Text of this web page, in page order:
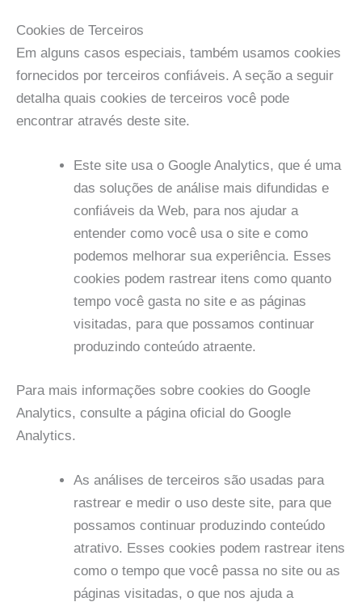
Cookies de Terceiros
Em alguns casos especiais, também usamos cookies
fornecidos por terceiros confiáveis. A seção a seguir
detalha quais cookies de terceiros você pode
encontrar através deste site.
Este site usa o Google Analytics, que é uma
das soluções de análise mais difundidas e
confiáveis ​​da Web, para nos ajudar a
entender como você usa o site e como
podemos melhorar sua experiência. Esses
cookies podem rastrear itens como quanto
tempo você gasta no site e as páginas
visitadas, para que possamos continuar
produzindo conteúdo atraente.
Para mais informações sobre cookies do Google
Analytics, consulte a página oficial do Google
Analytics.
As análises de terceiros são usadas para
rastrear e medir o uso deste site, para que
possamos continuar produzindo conteúdo
atrativo. Esses cookies podem rastrear itens
como o tempo que você passa no site ou as
páginas visitadas, o que nos ajuda a